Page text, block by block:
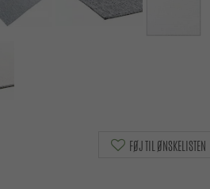
FØJ TIL ØNSKELISTEN